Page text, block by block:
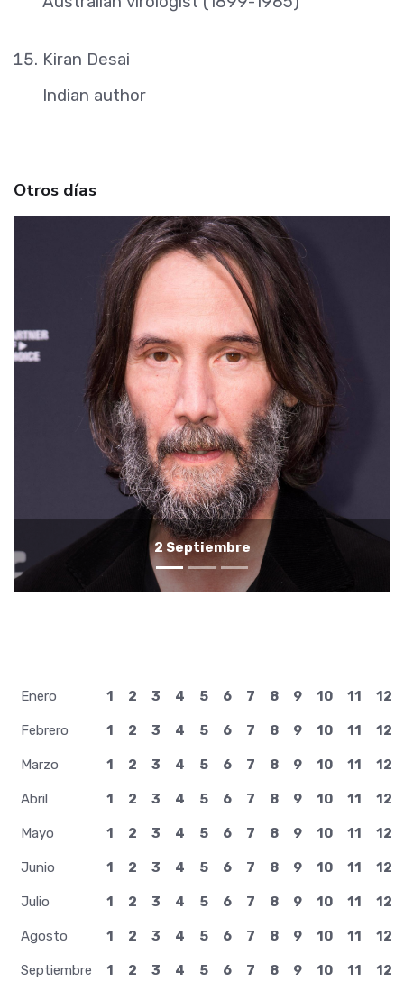
Kiran Desai
Indian author
Otros días
1 Septiembre
Enero 1 2 3 4 5 6 7 8 9 10 11 12
Febrero 1 2 3 4 5 6 7 8 9 10 11 12
Marzo 1 2 3 4 5 6 7 8 9 10 11 12
Abril 1 2 3 4 5 6 7 8 9 10 11 12
Mayo 1 2 3 4 5 6 7 8 9 10 11 12
Junio 1 2 3 4 5 6 7 8 9 10 11 12
Julio 1 2 3 4 5 6 7 8 9 10 11 12
Agosto 1 2 3 4 5 6 7 8 9 10 11 12
Septiembre 1 2 3 4 5 6 7 8 9 10 11 12